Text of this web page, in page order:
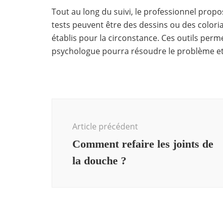
Tout au long du suivi, le professionnel
tests peuvent être des dessins ou des
établis pour la circonstance. Ces outils
psychologue pourra résoudre le problème
Article précédent
Comment refaire les joints de
la douche ?